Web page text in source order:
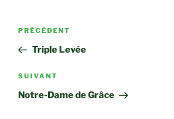
Navigation
l’article
Article
précédent
PRÉCÉDENT
Triple Levée
Article
suivant
SUIVANT
Notre-Dame de Grâce